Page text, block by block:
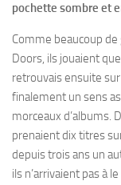
pochette sombre et
Comme beaucoup
Doors, ils jouaient
retrouvais ensuite
finalement un sens
morceaux d’albums.
prenaient dix titres
depuis trois ans un
ils n’arrivaient pas à